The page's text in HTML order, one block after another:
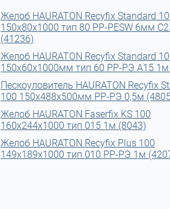
Желоб HAURATON Recyfix Standard
150х80х1000 тип 80 РР-РЕSW 6мм
(41236)
Желоб HAURATON Recyfix Standard
150x60x1000мм тип 60 РР-РЭ А15 1м
Пескоуловитель HAURATON Recyfix
100 150x488x500мм РР-РЭ 0,5м
Желоб HAURATON Faserfix KS 100
160х244х1000 тип 015 1м (8043)
Желоб HAURATON Recyfix Plus 100
149х189х1000 тип 010 РР-РЭ 1м